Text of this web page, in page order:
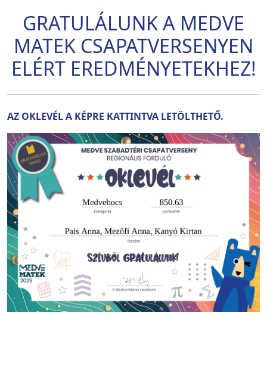
GRATULÁLUNK A MEDVE
MATEK CSAPATVERSENYEN
ELÉRT EREDMÉNYETEKHEZ!
AZ OKLEVÉL A KÉPRE KATTINTVA LETÖLTHETŐ.